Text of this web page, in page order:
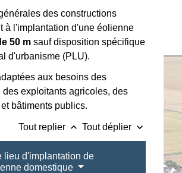
des constructions
à l'implantation d'une éolienne
50 m sauf disposition spécifique
d'urbanisme (PLU).
aux besoins des
des exploitants agricoles, des
bâtiments publics.
Tout replier keyboard_arrow_up Tout déplier keyboard_arrow_down
lieu d'implantation de
domestique